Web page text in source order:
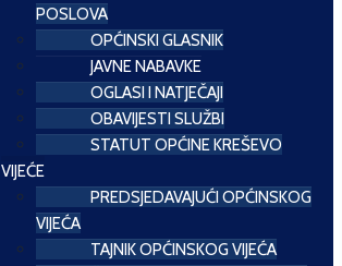
POSLOVA
OPĆINSKI GLASNIK
JAVNE NABAVKE
OGLASI I NATJEČAJI
OBAVIJESTI SLUŽBI
STATUT OPĆINE KREŠEVO
VIJEĆE
PREDSJEDAVAJUĆI OPĆINSKOG
VIJEĆA
TAJNIK OPĆINSKOG VIJEĆA